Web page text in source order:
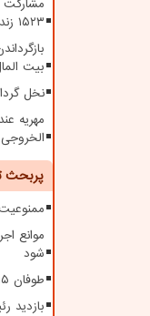
مشارکت
۱۵۲۳ زندانی جرایم مالی غیر عمد
بیت
نخل
مهریه
پربحث
موانع
شود
طوفان ۱۱۵ کیلومتری در سیستان
بازدید